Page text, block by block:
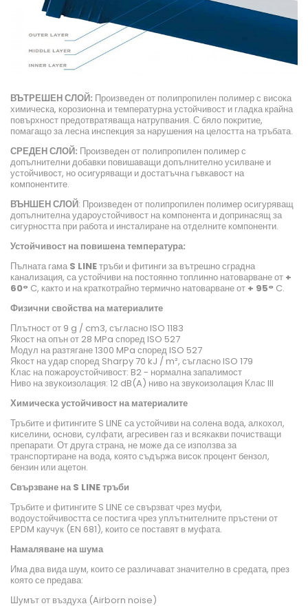
ВЪТРЕШЕН СЛОЙ: Произведен от полипропилен полимер с висока
химическа, корозионна и температурна устойчивост и гладка крайна
повърхност предотвратяваща натрупвания. С бяло покритие,
помагащо за лесна инспекция за нарушения на целостта на тръбата.
СРЕДЕН СЛОЙ: Произведен от полипропилен полимер с
допълнителни добавки повишаващи допълнително усилване и
устойчивост, но осигуряващи и достатъчна гъвкавост на
компонентите.
ВЪНШЕН СЛОЙ: Произведен от полипропилен полимер осигуряващ
допълнителна удароустойчивост на компонента и допринасящ за
сигурността при работа и инсталиране на отделните компоненти.
Устойчивост на повишена температура:
Пълната гама S LINEтръби и фитинги за вътрешно сградна
канализация, са устойчиви на постоянно топлинно натоварване от +
60° C, както и на краткотрайно термично натоварване от + 95° C.
Физични свойства на материалите
Плътност от 9 g / cm3, съгласно ISO 1183
Якост на опън от 28 MPa според ISO 527
Модул на разтягане 1300 MPa според ISO 527
Якост на удар според Sharpy 70 kJ / m², съгласно ISO 179
Клас на пожароустойчивост: B2 - нормална запалимост
Ниво на звукоизолация: 12 dB(A) ниво на звукоизолация Клас III
Химическа устойчивост на материалите
Тръбите и фитингите S LINE са устойчиви на солена вода, алкохол,
киселини, основи, сулфати, агресивен газ и всякакви почистващи
препарати. От друга страна, не може да се използва за
транспортиране на вода, която съдържа висок процент бензол,
бензин или ацетон.
Свързване на S LINE тръби
Тръбите и фитингите S LINE се свързват чрез муфи,
водоустойчивостта се постига чрез уплътнителните пръстени от
EPDM каучук (EN 681), които се поставят в муфата.
Намаляване на шума
Има два вида шум, които се различават значително в средата, през
която се предава:
Шумът от въздуха (Airborn noise)